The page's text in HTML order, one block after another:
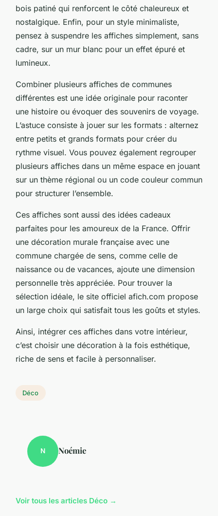
bois patiné qui renforcent le côté chaleureux et
nostalgique. Enfin, pour un style minimaliste,
pensez à suspendre les affiches simplement, sans
cadre, sur un mur blanc pour un effet épuré et
lumineux.
Combiner plusieurs affiches de communes
différentes est une idée originale pour raconter
une histoire ou évoquer des souvenirs de voyage.
L’astuce consiste à jouer sur les formats : alternez
entre petits et grands formats pour créer du
rythme visuel. Vous pouvez également regrouper
plusieurs affiches dans un même espace en jouant
sur un thème régional ou un code couleur commun
pour structurer l’ensemble.
Ces affiches sont aussi des idées cadeaux
parfaites pour les amoureux de la France. Offrir
une décoration murale française avec une
commune chargée de sens, comme celle de
naissance ou de vacances, ajoute une dimension
personnelle très appréciée. Pour trouver la
sélection idéale, le site officiel afich.com propose
un large choix qui satisfait tous les goûts et styles.
Ainsi, intégrer ces affiches dans votre intérieur,
c’est choisir une décoration à la fois esthétique,
riche de sens et facile à personnaliser.
Déco
N Noémie
Voir tous les articles Déco →